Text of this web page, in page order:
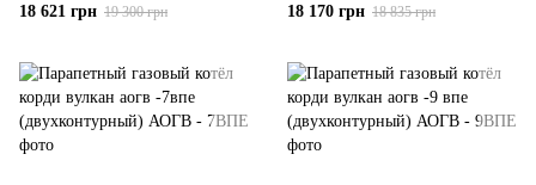
18 621 грн 19 300 грн
18 170 грн 18 835 грн